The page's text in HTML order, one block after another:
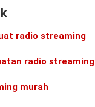
radio streaming
radio streaming
murah